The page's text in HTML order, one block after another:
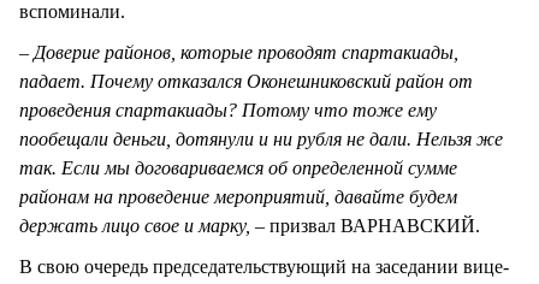
вспоминали.
– Доверие районов, которые проводят спартакиады,
падает. Почему отказался Оконешниковский район от
проведения спартакиады? Потому что тоже ему
пообещали деньги, дотянули и ни рубля не дали. Нельзя же
так. Если мы договариваемся об определенной сумме
районам на проведение мероприятий, давайте будем
держать лицо свое и марку, – призвал ВАРНАВСКИЙ.
В свою очередь председательствующий на заседании вице-